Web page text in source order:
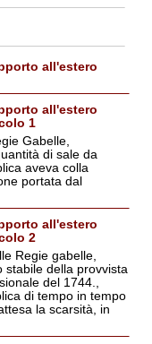
all'estero
all'estero
1
Gabelle,
di sale da
aveva colla
portata dal
all'estero
2
Regie gabelle,
stabile della provvista
del 1744.,
di tempo in tempo
la scarsità, in